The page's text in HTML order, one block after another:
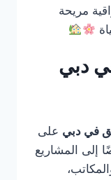
مريحة
دبي
في دبي على
إلى المشاريع